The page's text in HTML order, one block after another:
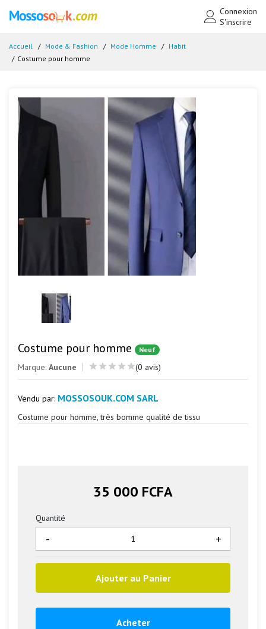
Connexion
S'inscrire
Accueil Mode & Fashion Mode Homme
Habit
Costume pour homme
Costume pour homme Neuf
Marque: Aucune (0 avis)
Vendu par: MOSSOSOUK.COM SARL
Costume pour homme, très bomme qualité de tissu
35 000 FCFA
Quantité
+
-
Ajouter au Panier
Acheter